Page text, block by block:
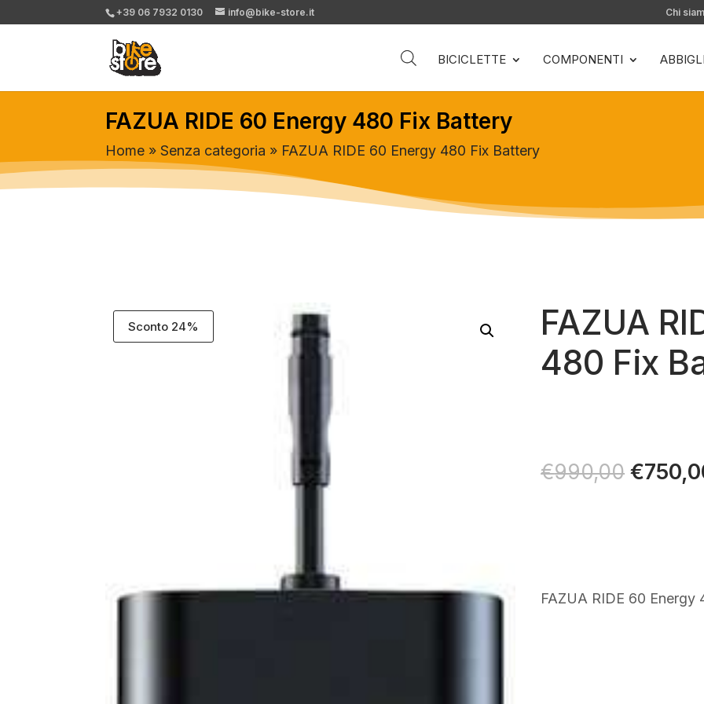
+39 06 7932 0130 info@bike-store.it Chi
BICICLETTE COMPONENTI
FAZUA RIDE 60 Energy 480 Fix Battery
Home »Senza categoria » FAZUA RIDE 60 Energy 480 Fix Battery
Sconto 24%
FAZUA
480 Fix
€990,00 Il
prezzo
€
FAZUA RIDE 60 Energy